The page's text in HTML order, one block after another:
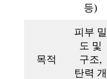
등)
목적
피부 밀
도 및
구조,
탄력 개